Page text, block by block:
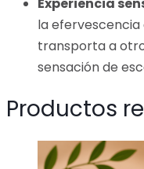
la
transporta a
sensación de
Productos